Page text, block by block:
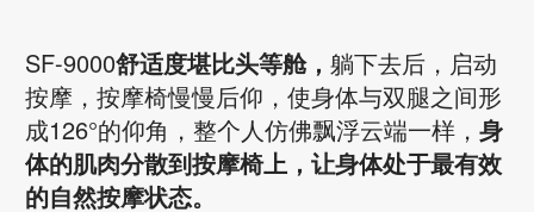
SF-9000舒适度堪比头等舱， 躺下去后，启动
按摩，按摩椅慢慢后仰，使身体与双腿之间形
成126°的仰角，整个人仿佛飘浮云端一样， 身
体的肌肉分散到按摩椅上，让身体处于最有效
的自然按摩状态。